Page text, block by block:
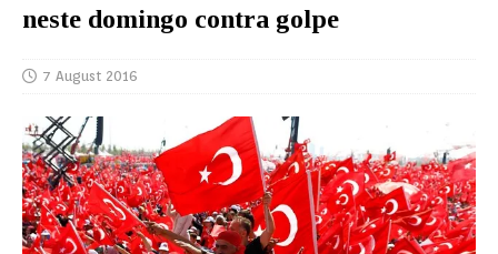
neste domingo contra golpe
7 August 2016